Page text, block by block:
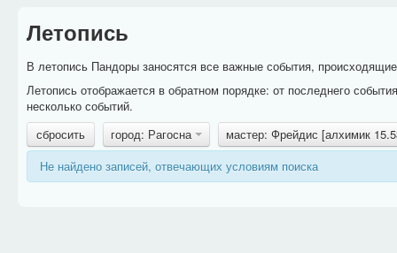
Летопись
В летопись Пандоры заносятся все важные события,
Летопись отображается в обратном порядке: от последнего
несколько событий.
сбросить
город: Рагосна
мастер: Фрейдис [алхимик
Не найдено записей, отвечающих условиям поиска